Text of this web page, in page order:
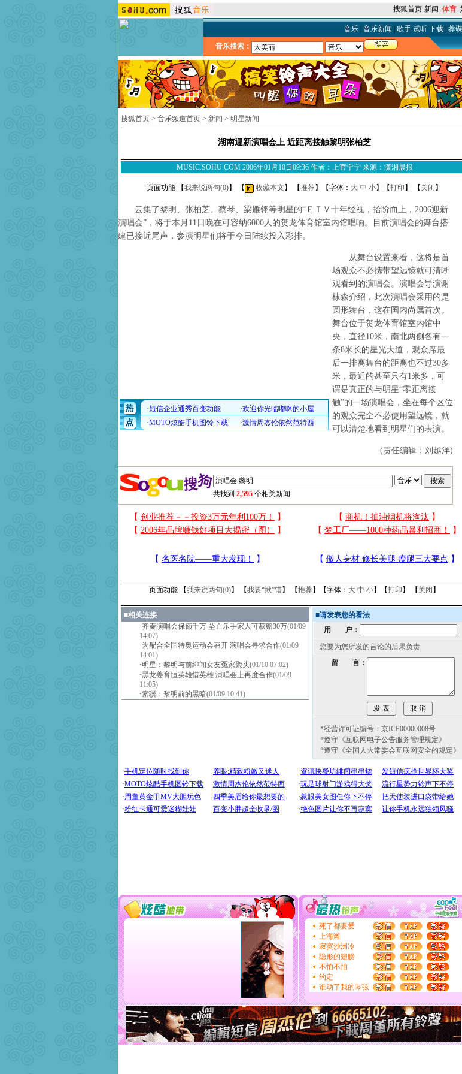
搜狐首页-新闻-体育-
音乐| 音乐新闻 歌手 试听 下载| 荐碟
音乐搜索：
搜狐首页 > 音乐频道首页 > 新闻 > 明星新闻
湖南迎新演唱会上 近距离接触黎明张柏芝
MUSIC.SOHU.COM 2006年01月10日09:36 作者：上官宁宁 来源：潇湘晨报
页面功能 【我来说两句(0)】 【 收藏本文 】 【推荐】【字体： 大 中 小】【打印 】 【 关闭 】
云集了黎明、张柏芝、蔡琴、梁雁翎等明星的“ＥＴＶ十年经视，拾阶而上，2006迎新
演唱会”，将于本月11日晚在可容纳6000人的贺龙体育馆室内馆唱响。目前演唱会的舞台搭
建已接近尾声，参演明星们将于今日陆续投入彩排。
从舞台设置来看，这将是首
场观众不必携带望远镜就可清晰
观看到的演唱会。演唱会导演谢
棣森介绍，此次演唱会采用的是
圆形舞台，这在国内尚属首次。
舞台位于贺龙体育馆室内馆中
央，直径10米，南北两侧各有一
条8米长的星光大道，观众席最
后一排离舞台的距离也不过30多
米，最近的甚至只有1米多，可
谓是真正的与明星“零距离接
触”的一场演唱会，坐在每个区位
的观众完全不必使用望远镜，就
可以清楚地看到明星们的表演。
(责任编辑：刘越洋)
共找到 2,595 个相关新闻.
页面功能 【我来说两句(0)】 【我要“揪”错】 【推荐】【字体： 大 中 小】【打印 】 【 关闭 】
■相关连接
·齐秦演唱会保额千万 坠亡乐手家人可获赔30万(01/09
14:07)
·为配合全国特奥运动会召开 演唱会寻求合作(01/09
14:01)
·明星：黎明与前绯闻女友冤家聚头(01/10 07:02)
·黑龙姜育恒英雄惜英雄 演唱会上再度合作(01/09
11:05)
·索骥：黎明前的黑暗(01/09 10:41)
■请发表您的看法
用 户：
您要为您所发的言论的后果负责
留 言：
*经营许可证编号：京ICP00000008号
*遵守《互联网电子公告服务管理规定》
*遵守《全国人大常委会互联网安全的规定》